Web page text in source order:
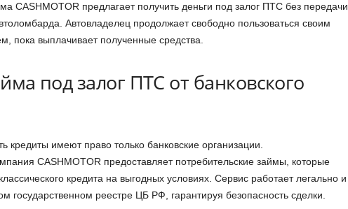
CASHMOTOR предлагает получить деньги под залог ПТС без передачи
Автовладелец продолжает свободно пользоваться своим
пока выплачивает полученные средства.
под залог ПТС от банковского
кредиты имеют право только банковские организации.
CASHMOTOR предоставляет потребительские займы, которые
кредита на выгодных условиях. Сервис работает легально и
государственном реестре ЦБ РФ, гарантируя безопасность сделки.